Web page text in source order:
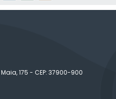
175 - CEP: 37900-900